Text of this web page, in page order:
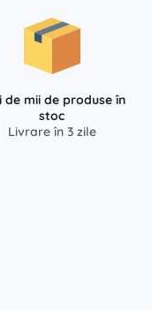
de mii de produse în
stoc
Livrare în 3 zile